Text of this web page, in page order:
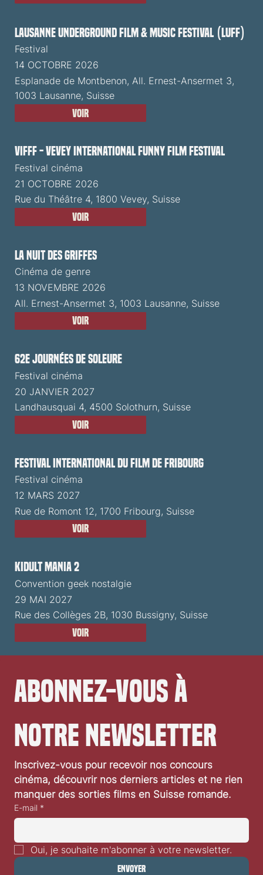
Lausanne Underground Film & Music Festival (LUFF)
Festival
14 OCTOBRE 2026
Esplanade de Montbenon, All. Ernest-Ansermet 3,
1003 Lausanne, Suisse
Voir
VIFFF - Vevey International Funny Film Festival
Festival cinéma
21 OCTOBRE 2026
Rue du Théâtre 4, 1800 Vevey, Suisse
Voir
La Nuit des Griffes
Cinéma de genre
13 NOVEMBRE 2026
All. Ernest-Ansermet 3, 1003 Lausanne, Suisse
Voir
62e Journées de Soleure
Festival cinéma
20 JANVIER 2027
Landhausquai 4, 4500 Solothurn, Suisse
Voir
Festival International du Film de Fribourg
Festival cinéma
12 MARS 2027
Rue de Romont 12, 1700 Fribourg, Suisse
Voir
Kidult Mania 2
Convention geek nostalgie
29 MAI 2027
Rue des Collèges 2B, 1030 Bussigny, Suisse
Voir
Abonnez-vous à
notre newsletter
Inscrivez-vous pour recevoir nos concours
cinéma, découvrir nos derniers articles et ne rien
manquer des sorties films en Suisse romande.
E-mail *
Oui, je souhaite m'abonner à votre newsletter.
Envoyer